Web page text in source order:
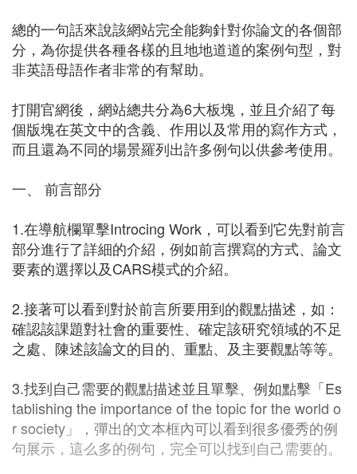
總的一句話來說該網站完全能夠針對你論文的各個部
分，為你提供各種各樣的且地地道道的案例句型，對
非英語母語作者非常的有幫助。
打開官網後，網站總共分為6大板塊，並且介紹了每
個版塊在英文中的含義、作用以及常用的寫作方式，
而且還為不同的場景羅列出許多例句以供參考使用。
一、 前言部分
1.在導航欄單擊Introcing Work，可以看到它先對前言
部分進行了詳細的介紹，例如前言撰寫的方式、論文
要素的選擇以及CARS模式的介紹。
2.接著可以看到對於前言所要用到的觀點描述，如：
確認該課題對社會的重要性、確定該研究領域的不足
之處、陳述該論文的目的、重點、及主要觀點等等。
3.找到自己需要的觀點描述並且單擊、例如點擊「Es
tablishing the importance of the topic for the world o
r society」，彈出的文本框內可以看到很多優秀的例
句展示，這么多的例句，完全可以找到自己需要的。